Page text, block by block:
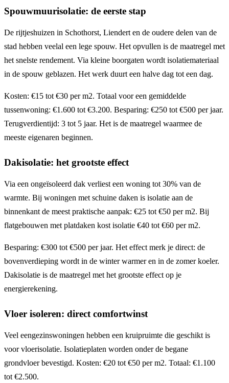
Spouwmuurisolatie: de eerste stap
De rijtjeshuizen in Schothorst, Liendert en de oudere delen van de
stad hebben veelal een lege spouw. Het opvullen is de maatregel met
het snelste rendement. Via kleine boorgaten wordt isolatiemateriaal
in de spouw geblazen. Het werk duurt een halve dag tot een dag.
Kosten: €15 tot €30 per m2. Totaal voor een gemiddelde
tussenwoning: €1.600 tot €3.200. Besparing: €250 tot €500 per jaar.
Terugverdientijd: 3 tot 5 jaar. Het is de maatregel waarmee de
meeste eigenaren beginnen.
Dakisolatie: het grootste effect
Via een ongeïsoleerd dak verliest een woning tot 30% van de
warmte. Bij woningen met schuine daken is isolatie aan de
binnenkant de meest praktische aanpak: €25 tot €50 per m2. Bij
flatgebouwen met platdaken kost isolatie €40 tot €60 per m2.
Besparing: €300 tot €500 per jaar. Het effect merk je direct: de
bovenverdieping wordt in de winter warmer en in de zomer koeler.
Dakisolatie is de maatregel met het grootste effect op je
energierekening.
Vloer isoleren: direct comfortwinst
Veel eengezinswoningen hebben een kruipruimte die geschikt is
voor vloerisolatie. Isolatieplaten worden onder de begane
grondvloer bevestigd. Kosten: €20 tot €50 per m2. Totaal: €1.100
tot €2.500.